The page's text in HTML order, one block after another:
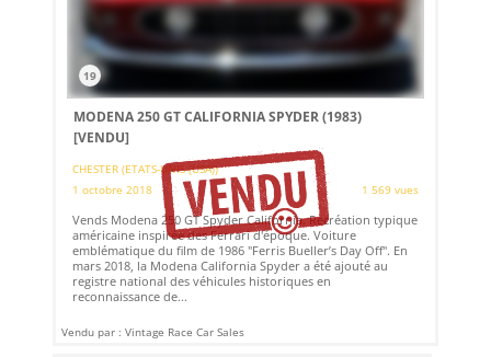
19
MODENA 250 GT CALIFORNIA SPYDER (1983)
[VENDU]
CHESTER (ETATS-UNIS (USA))
1 octobre 2018
1 569 vues
Vends Modena 250 GT Spyder California. Recréation typique
américaine inspirée des Ferrari d'époque. Voiture
emblématique du film de 1986 "Ferris Bueller’s Day Off". En
mars 2018, la Modena California Spyder a été ajouté au
registre national des véhicules historiques en
reconnaissance de...
Vendu par : Vintage Race Car Sales